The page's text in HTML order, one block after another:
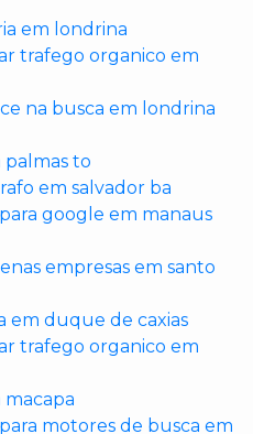
em londrina
trafego organico em
na busca em londrina
palmas to
em salvador ba
google em manaus
empresas em santo
em duque de caxias
trafego organico em
macapa
motores de busca em